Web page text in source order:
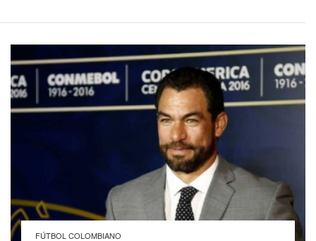
FÚTBOL COLOMBIANO